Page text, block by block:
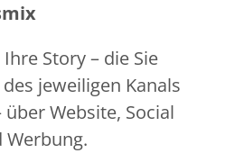
Story – die Sie
jeweiligen Kanals
Website, Social
Werbung.